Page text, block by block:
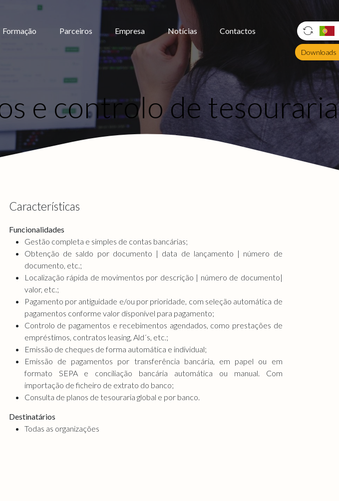
Formação Parceiros Empresa Notícias Contactos
Downloads
e controlo de tesouraria
Características
Funcionalidades
Gestão completa e simples de contas bancárias;
Obtenção de saldo por documento | data de lançamento | número de
documento, etc.;
Localização rápida de movimentos por descrição | número de documento|
valor, etc.;
Pagamento por antiguidade e/ou por prioridade, com seleção automática de
pagamentos conforme valor disponível para pagamento;
Controlo de pagamentos e recebimentos agendados, como prestações de
empréstimos, contratos leasing, Ald´s, etc.;
Emissão de cheques de forma automática e individual;
Emissão de pagamentos por transferência bancária, em papel ou em
formato SEPA e conciliação bancária automática ou manual. Com
importação de ficheiro de extrato do banco;
Consulta de planos de tesouraria global e por banco.
Destinatários
Todas as organizações